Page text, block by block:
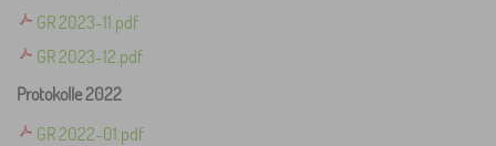
GR 2023-11.pdf
GR 2023-12.pdf
Protokolle 2022
GR 2022-01.pdf